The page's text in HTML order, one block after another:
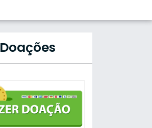
Doações